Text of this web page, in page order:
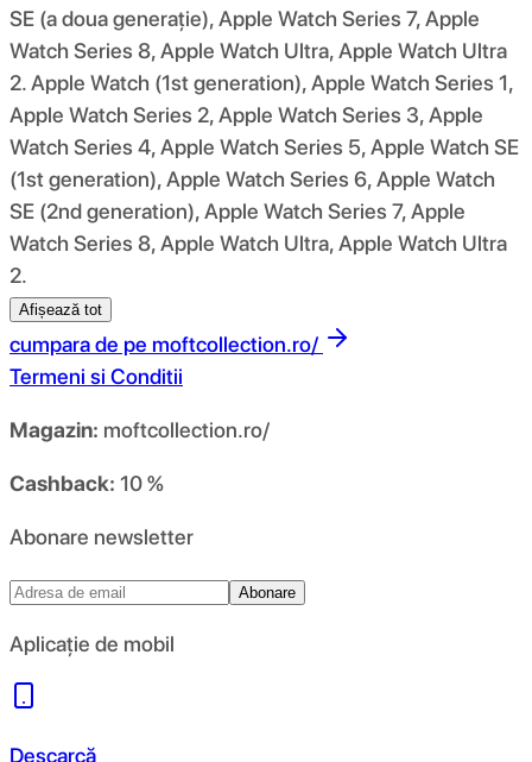
SE (a doua generație), Apple Watch Series 7, Apple
Watch Series 8, Apple Watch Ultra, Apple Watch Ultra
2. Apple Watch (1st generation), Apple Watch Series 1,
Apple Watch Series 2, Apple Watch Series 3, Apple
Watch Series 4, Apple Watch Series 5, Apple Watch SE
(1st generation), Apple Watch Series 6, Apple Watch
SE (2nd generation), Apple Watch Series 7, Apple
Watch Series 8, Apple Watch Ultra, Apple Watch Ultra
2.
Afișează tot
cumpara de pe moftcollection.ro/
Termeni si Conditii
Magazin: moftcollection.ro/
Cashback: 10 %
Abonare newsletter
Abonare
Aplicație de mobil
Descarcă